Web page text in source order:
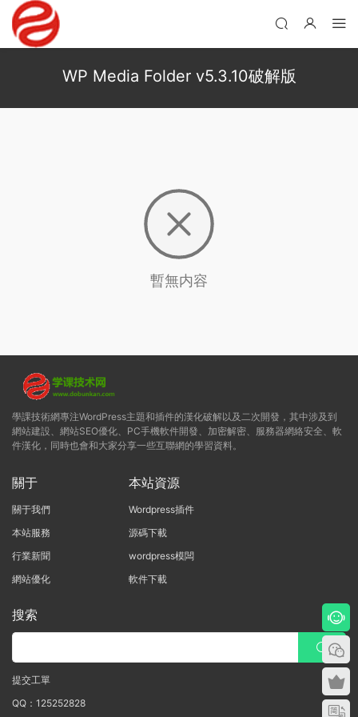
WP Media Folder v5.3.10破解版
暫無内容
學課技術網專注WordPress主題和插件的漢化破解以及二次開發，其中涉及到
網站建設、網站SEO優化、PC手機軟件開發、加密解密、服務器網絡安全、軟
件漢化，同時也會和大家分享一些互聯網的學習資料。
關于
關于我們
本站服務
行業新聞
網站優化
本站資源
Wordpress插件
源碼下載
wordpress模闆
軟件下載
搜索
提交工單
QQ：125252828